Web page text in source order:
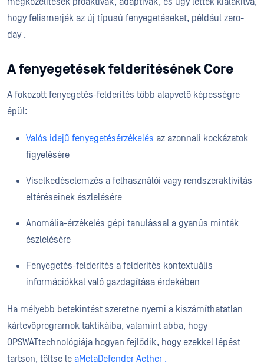
hogy felismerjék az új típusú fenyegetéseket, például zero-
day .
A fenyegetések felderítésének Core
A fokozott fenyegetés-felderítés több alapvető képességre
épül:
Valós idejű fenyegetésérzékelés az azonnali kockázatok
figyelésére
Viselkedéselemzés a felhasználói vagy rendszeraktivitás
eltéréseinek észlelésére
Anomália-érzékelés gépi tanulással a gyanús minták
észlelésére
Fenyegetés-felderítés a felderítés kontextuális
információkkal való gazdagítása érdekében
Ha mélyebb betekintést szeretne nyerni a kiszámíthatatlan
kártevőprogramok taktikáiba, valamint abba, hogy
OPSWATtechnológiája hogyan fejlődik, hogy ezekkel lépést
tartson, töltse le aMetaDefender Aether .